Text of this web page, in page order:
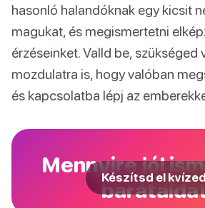
hasonló halandóknak egy kicsit
magukat, és megismertetni
érzéseinket. Valld be, szükséged
mozdulatra is, hogy valóban
és kapcsolatba lépj az
Mennyire jól
Készítsd el